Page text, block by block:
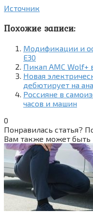
Источник
Похожие записи:
Модификации и
E30
Пикап AMC Wolf+
Новая
дебютирует на
Россияне в
часов и машин
0
Понравилась статья?
Вам также может быть